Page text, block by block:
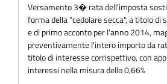
Versamento 3� rata dell'imposta
forma della "cedolare secca", a titolo di
e di primo acconto per l'anno 2014,
preventivamente l'intero importo da
titolo di interesse corrispettivo, con
interessi nella misura dello 0,66%